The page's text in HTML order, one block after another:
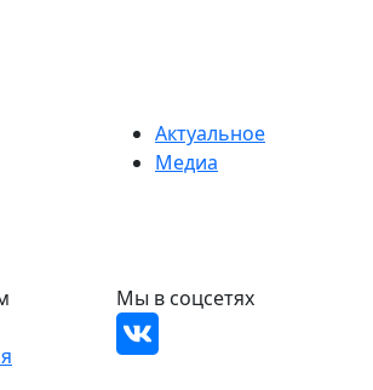
Актуальное
Медиа
Мы в соцсетях